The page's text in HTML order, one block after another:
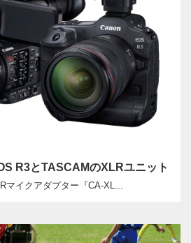
R3とTASCAMのXLRユニット
マイクアダプター『CA-XL...